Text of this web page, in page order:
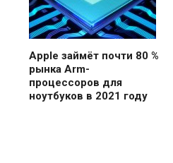
Apple займёт почти 80 %
рынка Arm-
процессоров для
ноутбуков в 2021 году